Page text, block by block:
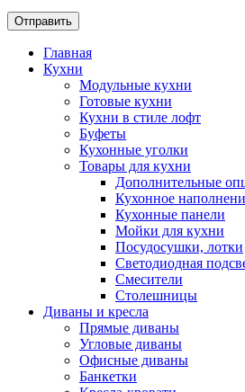
Главная
Кухни
Модульные кухни
Готовые кухни
Кухни в стиле лофт
Буфеты
Кухонные уголки
Товары для кухни
Дополнительные
Кухонное
Кухонные панели
Мойки для кухни
Посудосушки, лотки
Светодиодная
Смесители
Столешницы
Диваны и кресла
Прямые диваны
Угловые диваны
Офисные диваны
Банкетки